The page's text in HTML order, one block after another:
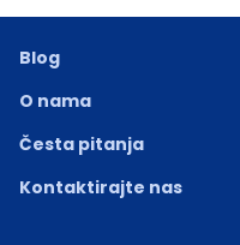
Blog
O nama
Česta pitanja
Kontaktirajte nas